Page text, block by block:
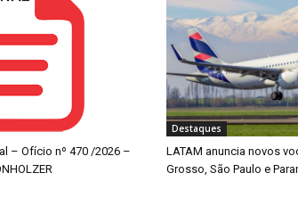
– Ofício nº 470 /2026 –
Destaques
LATAM anuncia novos
Grosso, São Paulo e